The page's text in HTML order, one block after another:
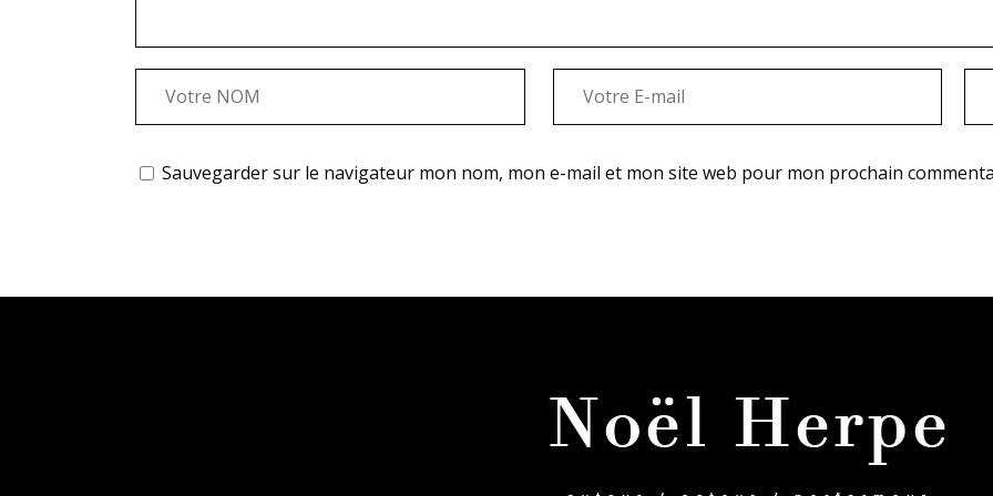
Sauvegarder sur le navigateur mon nom, mon e-mail et mon site web pour mon prochain